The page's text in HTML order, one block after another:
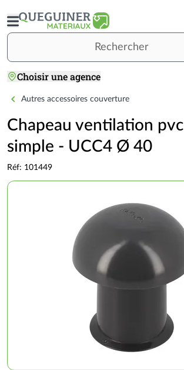
au
contenu
Choisir une agence
Accueil
TOITURE
COUVERTURE
Accessoires de couverture
Autres accessoires couverture
Chapeau ventilation pvc
simple - UCC4 Ø 40
Réf: 101449